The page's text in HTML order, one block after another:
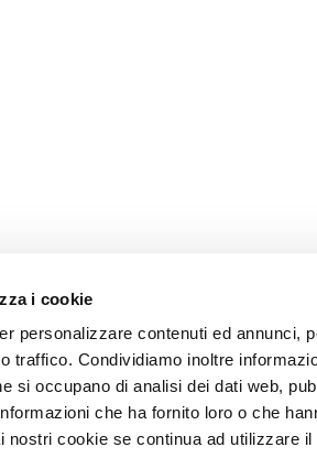
i cookie
personalizzare contenuti ed annunci,
traffico. Condividiamo inoltre
si occupano di analisi dei dati web,
che ha fornito loro o che
nostri cookie se continua ad utilizzare il